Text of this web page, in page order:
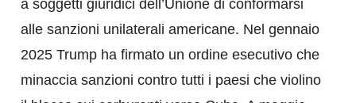
a soggetti giuridici dell’Unione di conformarsi
alle sanzioni unilaterali americane. Nel gennaio
2025 Trump ha firmato un ordine esecutivo che
minaccia sanzioni contro tutti i paesi che violino